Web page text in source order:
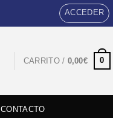
ACCEDER
CARRITO / 0,00€ 0
CONTACTO